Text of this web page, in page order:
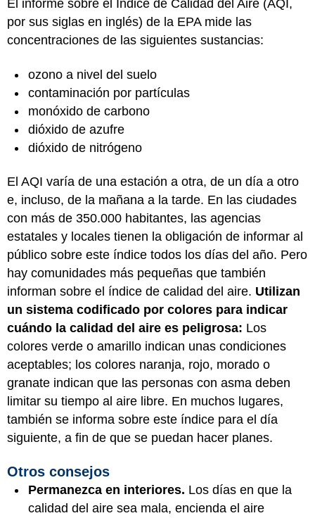
El informe sobre el Índice de Calidad del Aire (AQI,
por sus siglas en inglés) de la EPA mide las
concentraciones de las siguientes sustancias:
ozono a nivel del suelo
contaminación por partículas
monóxido de carbono
dióxido de azufre
dióxido de nitrógeno
El AQI varía de una estación a otra, de un día a otro
e, incluso, de la mañana a la tarde. En las ciudades
con más de 350.000 habitantes, las agencias
estatales y locales tienen la obligación de informar al
público sobre este índice todos los días del año. Pero
hay comunidades más pequeñas que también
informan sobre el índice de calidad del aire. Utilizan
un sistema codificado por colores para indicar
cuándo la calidad del aire es peligrosa: Los
colores verde o amarillo indican unas condiciones
aceptables; los colores naranja, rojo, morado o
granate indican que las personas con asma deben
limitar su tiempo al aire libre. En muchos lugares,
también se informa sobre este índice para el día
siguiente, a fin de que se puedan hacer planes.
Otros consejos
Permanezca en interiores. Los días en que la
calidad del aire sea mala, encienda el aire